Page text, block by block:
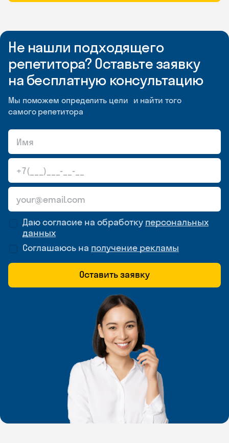
Не нашли подходящего
репетитора? Оставьте заявку
на бесплатную консультацию
Мы поможем определить цели и найти того
самого репетитора
Даю согласие на обработку персональных
данных
Соглашаюсь на получение рекламы
Оставить заявку